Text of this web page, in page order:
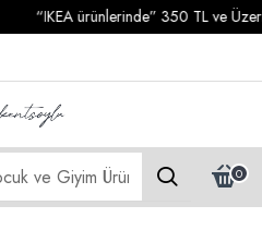
“IKEA ürünlerinde” 350 TL ve
0